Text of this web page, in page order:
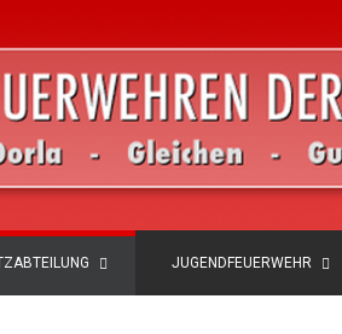
JUGENDFEUERWEHR